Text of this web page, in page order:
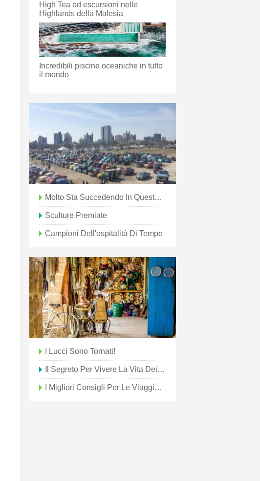
High Tea ed escursioni nelle
Highlands della Malesia
Incredibili piscine oceaniche in tutto
il mondo
Molto Sta Succedendo In Questo Weekend Del Memorial Day
Sculture Premiate
Campioni Dell'ospitalità Di Tempe
I Lucci Sono Tornati!
Il Segreto Per Vivere La Vita Dei Tuoi Sogni
I Migliori Consigli Per Le Viaggiatrici In Visita A Dubai